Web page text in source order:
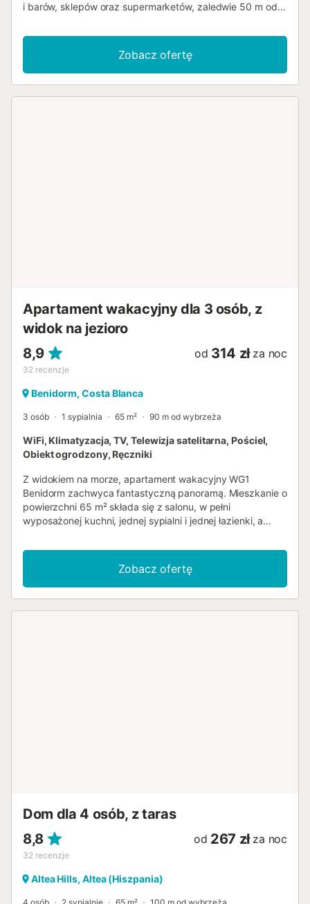
i barów, sklepów oraz supermarketów, zaledwie 50 m od
łazienkami. Zakwaterowanie oferuje prywatność,
wspaniałe widoki na zatokę i morze oraz piękne widoki na
plażę. Jego komfort oraz bliskość plaży, miejsc do
zakupów, aktywności sportowych, obiektów
2 wspólne zamknięte miejsca parkingowe Więcej info...
Zobacz ofertę
Apartament wakacyjny dla 3 osób, z
widok na jezioro
8,9
32 recenzje
od 314 zł za noc
Benidorm, Costa Blanca
3 osób 1 sypialnia 65 m² 90 m od wybrzeża
WiFi, Klimatyzacja, TV, Telewizja satelitarna, Pościel,
Obiekt ogrodzony, Ręczniki
Z widokiem na morze, apartament wakacyjny WG1
Benidorm zachwyca fantastyczną panoramą. Mieszkanie o
powierzchni 65 m² składa się z salonu, w pełni
wyposażonej kuchni, jednej sypialni i jednej łazienki, a
szybkie Wi-Fi, klimatyzację, wentylator i pralkę. W sypialni
znajdują się dwa pojedyncze łóżka. Prywatna przestrzeń
zewnętrzna obejmuje zadaszony taras. W budynku
znajduje się restauracja, a tuż obok bar i kawiarnia. Plaża
Zobacz ofertę
Dom dla 4 osób, z taras
8,8
32 recenzje
od 267 zł za noc
Altea Hills, Altea (Hiszpania)